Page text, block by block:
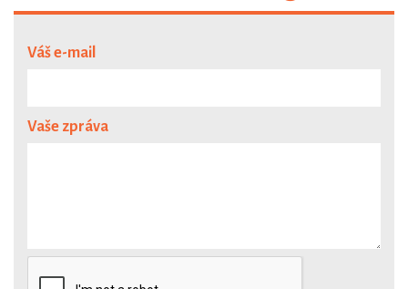
Váš e-mail
Vaše zpráva